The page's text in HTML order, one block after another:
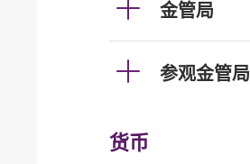
金管局
参观金管局
货币